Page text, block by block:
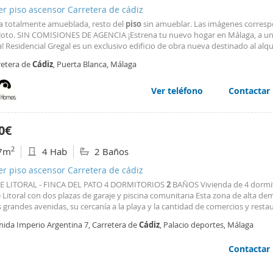
piso ascensor Carretera de cádiz
totalmente amueblada, resto del pisosin amueblar. Las imágenes
SIN COMISIONES DE AGENCIA ¡Estrena tu nuevo hogar en Málaga, a
Residencial Gregal es un exclusivo edificio de obra nueva destinado al
de Los Guindos
deCádiz, Puerta Blanca, Málaga
Ver teléfono Contactar
2 4 Hab 2 Baños
piso ascensor Carretera de cádiz
LITORAL - FINCA DEL PATO 4 DORMITORIOS2 BAÑOS Vivienda de 4
Litoral con dos plazas de garaje y piscina comunitaria Esta zona de alta
grandes avenidas, su cercanía a la playa y la cantidad de comercios y
vía metro y autobús con el centro
Imperio Argentina 7, Carretera deCádiz, Palacio deportes, Málaga
Contactar